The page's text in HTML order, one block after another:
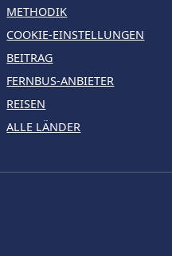
METHODIK
COOKIE-EINSTELLUNGEN
BEITRAG
FERNBUS-ANBIETER
REISEN
ALLE LÄNDER